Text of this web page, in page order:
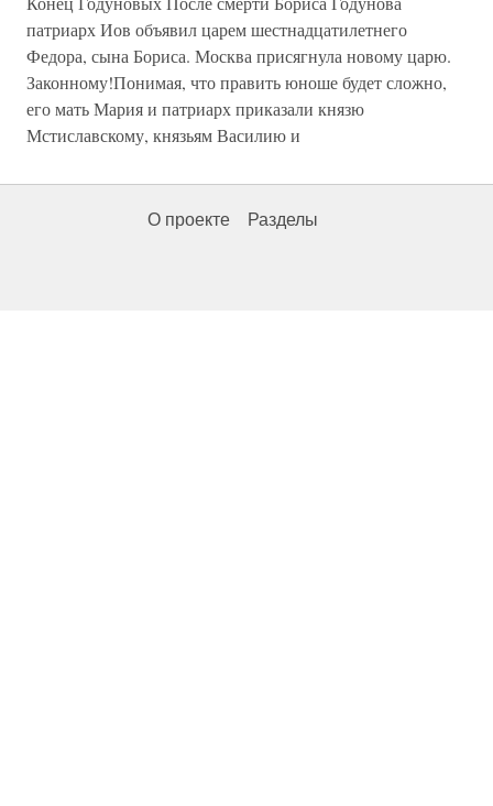
патриарх Иов объявил царем шестнадцатилетнего
Федора, сына Бориса. Москва присягнула новому царю.
Законному!Понимая, что править юноше будет сложно,
его мать Мария и патриарх приказали князю
Мстиславскому, князьям Василию и
О проекте Разделы